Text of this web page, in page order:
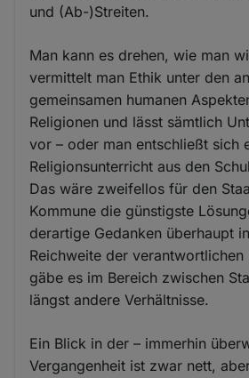
und (Ab-)Streiten.
Man kann es drehen, wie man
vermittelt man Ethik unter den
gemeinsamen humanen
Religionen und lässt sämtlich
vor – oder man entschließt sich
Religionsunterricht aus den
Das wäre zweifellos für den
Kommune die günstigste
derartige Gedanken überhaupt
Reichweite der verantwortlichen
gäbe es im Bereich zwischen
längst andere Verhältnisse.
Ein Blick in der – immerhin
Vergangenheit ist zwar nett,